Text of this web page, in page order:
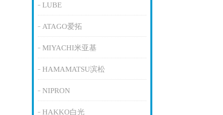
LUBE
ATAGO爱拓
MIYACHI米亚基
HAMAMATSU滨松
NIPRON
HAKKO白光